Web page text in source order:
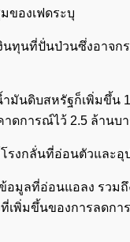
ของเฟดระบุ
ทุนที่ปั่นป่วนซึ่งอาจก
มันดิบสหรัฐก็เพิ่มขึ้น
ดการณ์ไว้ 2.5 ล้านบ
รงกลั่นที่อ่อนตัวและอุ
อมูลที่อ่อนแอลง รว
พิ่มขึ้นของการลดกา